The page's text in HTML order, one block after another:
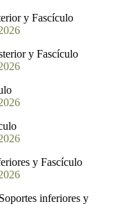
y Fascículo
y Fascículo
y Fascículo
inferiores y